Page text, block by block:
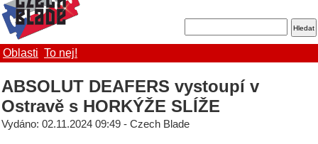
Oblasti To nej!
ABSOLUT DEAFERS vystoupí v
Ostravě s HORKÝŽE SLÍŽE
Vydáno: 02.11.2024 09:49 - Czech Blade